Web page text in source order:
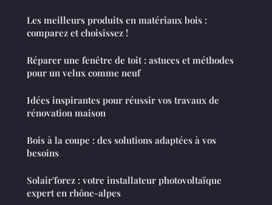
Les meilleurs produits en matériaux bois :
comparez et choisissez !
Réparer une fenêtre de toit : astuces et méthodes
pour un velux comme neuf
Idées inspirantes pour réussir vos travaux de
rénovation maison
Bois à la coupe : des solutions adaptées à vos
besoins
Solair'forez : votre installateur photovoltaïque
expert en rhône-alpes